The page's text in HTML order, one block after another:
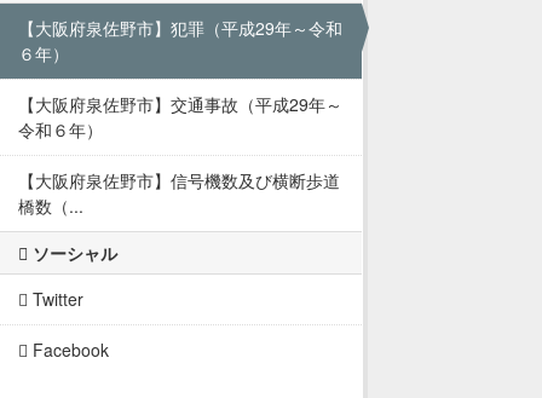
【大阪府泉佐野市】犯罪（平成29年～令和
６年）
【大阪府泉佐野市】交通事故（平成29年～
令和６年）
【大阪府泉佐野市】信号機数及び横断歩道
橋数（...
ソーシャル
Twitter
Facebook